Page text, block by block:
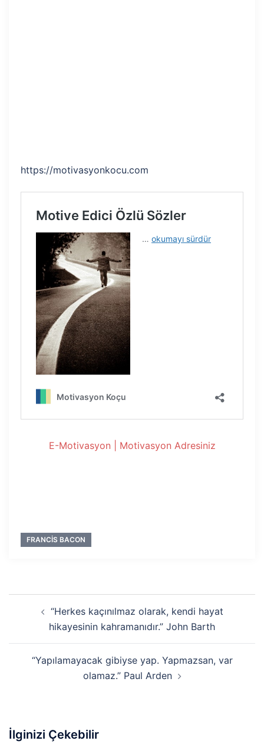
https://motivasyonkocu.com
E-Motivasyon | Motivasyon Adresiniz
FRANCIS BACON
dolaşımı“Herkes kaçınılmaz olarak, kendi hayat
hikayesinin kahramanıdır.” John Barth
“Yapılamayacak gibiyse yap. Yapmazsan, var
olamaz.” Paul Arden
İlginizi Çekebilir